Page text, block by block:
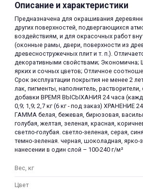
Описание и характеристики
Предназначена для окрашивания
других поверхностей, подвергающихся
воздействиям, и для окрасочных работ
(оконные рамы, двери, поверхности из
древесностружечных плит и т. п.).
декоративными свойствами; Экономична;
ярких и сочных цветов; Отличное
Срок эксплуатации покрытия не менее 2
лак, пигменты, наполнитель,
добавки ВРЕМЯ ВЫСЫХАНИЯ 24 часа
0,9; 1,9; 2,7 кг (6 кг - под заказ) ХРАНЕНИЕ
ГАММА белая, бежевая, бирюзовая,
голубая, желтая, зеленая, красная,
светло-голубая. светло-зеленая, серая,
темно-зеленая. черная, шоколадная,
нанесении в один слой – 100-240 г/м²
Вес, кг
Цвет
раз